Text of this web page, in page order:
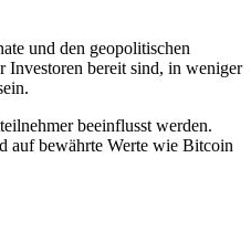
und den geopolitischen
Investoren bereit sind, in weniger
beeinflusst werden.
auf bewährte Werte wie Bitcoin